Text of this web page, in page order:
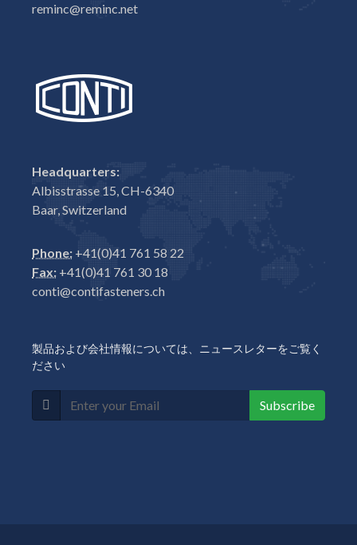
reminc@reminc.net
Headquarters:
Albisstrasse 15, CH-6340
Baar, Switzerland
Phone: +41(0)41 761 58 22
Fax: +41(0)41 761 30 18
conti@contifasteners.ch
製品および会社情報については、ニュースレターをご覧く
ださい
Subscribe